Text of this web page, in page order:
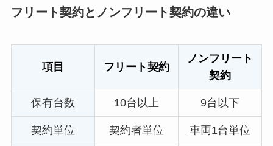
フリート契約とノンフリート契約の違い
項目 フリート契約
ノンフリート
契約
保有台数 10台以上 9台以下
契約単位 契約者単位 車両1台単位